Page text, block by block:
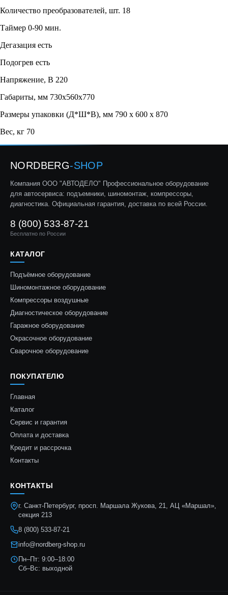
Количество преобразователей, шт. 18
Таймер 0-90 мин.
Дегазация есть
Подогрев есть
Напряжение, В 220
Габариты, мм 730x560x770
Размеры упаковки (Д*Ш*В), мм 790 x 600 x 870
Вес, кг 70
NORDBERG-SHOP
Компания ООО "АВТОДЕЛО" Профессиональное оборудование
для автосервиса: подъемники, шиномонтаж, компрессоры,
диагностика. Официальная гарантия, доставка по всей России.
8 (800) 533-87-21
Бесплатно по России
КАТАЛОГ
Подъёмное оборудование
Шиномонтажное оборудование
Компрессоры воздушные
Диагностическое оборудование
Гаражное оборудование
Окрасочное оборудование
Сварочное оборудование
ПОКУПАТЕЛЮ
Главная
Каталог
Сервис и гарантия
Оплата и доставка
Кредит и рассрочка
Контакты
КОНТАКТЫ
г. Санкт-Петербург, просп. Маршала Жукова, 21, АЦ «Маршал»,
секция 213
8 (800) 533-87-21
info@nordberg-shop.ru
Пн–Пт: 9:00–18:00
Сб–Вс: выходной